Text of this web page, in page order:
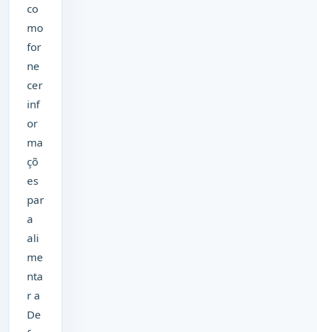
co
mo
for
ne
cer
inf
or
ma
çõ
es
par
a
ali
me
nta
r a
De